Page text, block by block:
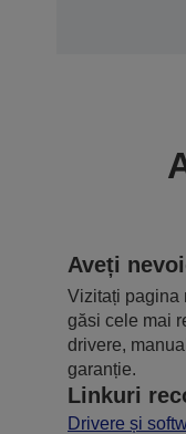
Aveți
Vizitați pagina
găsi cele mai
drivere,
garanție.
Linkuri
Drivere și